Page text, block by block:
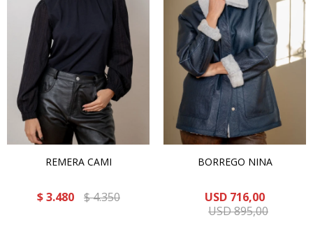
REMERA CAMI
$ 3.480 $4.350
BORREGO NINA
USD 716,00
USD895,00